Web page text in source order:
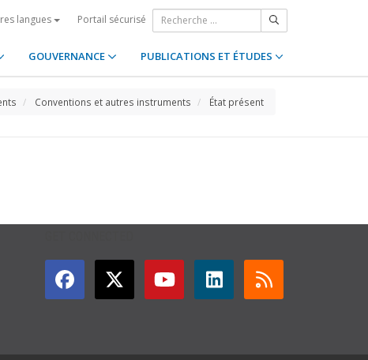
langues Portail sécurisé
GOUVERNANCE PUBLICATIONS ET ÉTUDES
Conventions et autres instruments État présent